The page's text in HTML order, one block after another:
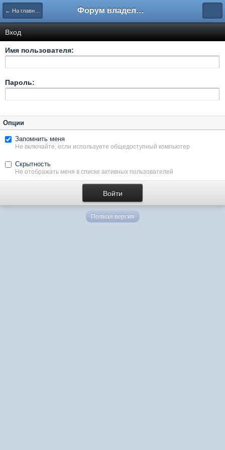
← На главную Форум владельцев интернет-магазинов
Вход
Имя пользователя:
Пароль:
Опции
Запомнить меня
Не включайте, если используете общедоступный компьютер
Скрытность
Не отображать меня в списке активных пользователей
Полная версия